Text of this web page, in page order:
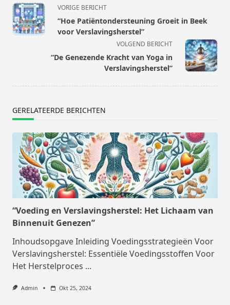
<span
class="nav-
subtitle
VORIGE BERICHT
“Hoe Patiëntondersteuning Groeit in Beek
voor Verslavingsherstel”
VOLGEND BERICHT
“De Genezende Kracht van Yoga in
Verslavingsherstel”
GERELATEERDE BERICHTEN
“Voeding en Verslavingsherstel: Het Lichaam van
Binnenuit Genezen”
Inhoudsopgave Inleiding Voedingsstrategieën Voor
Verslavingsherstel: Essentiële Voedingsstoffen Voor
Het Herstelproces ...
Admin Okt 25, 2024